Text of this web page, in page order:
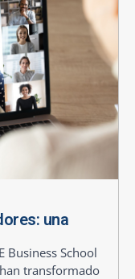
una
Business School
transformado